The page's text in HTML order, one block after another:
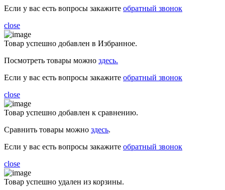
Если у вас есть вопросы закажите обратный звонок
close
Товар успешно добавлен в Избранное.
Посмотреть товары можно здесь.
Если у вас есть вопросы закажите обратный звонок
close
Товар успешно добавлен к сравнению.
Сравнить товары можно здесь.
Если у вас есть вопросы закажите обратный звонок
close
Товар успешно удален из корзины.